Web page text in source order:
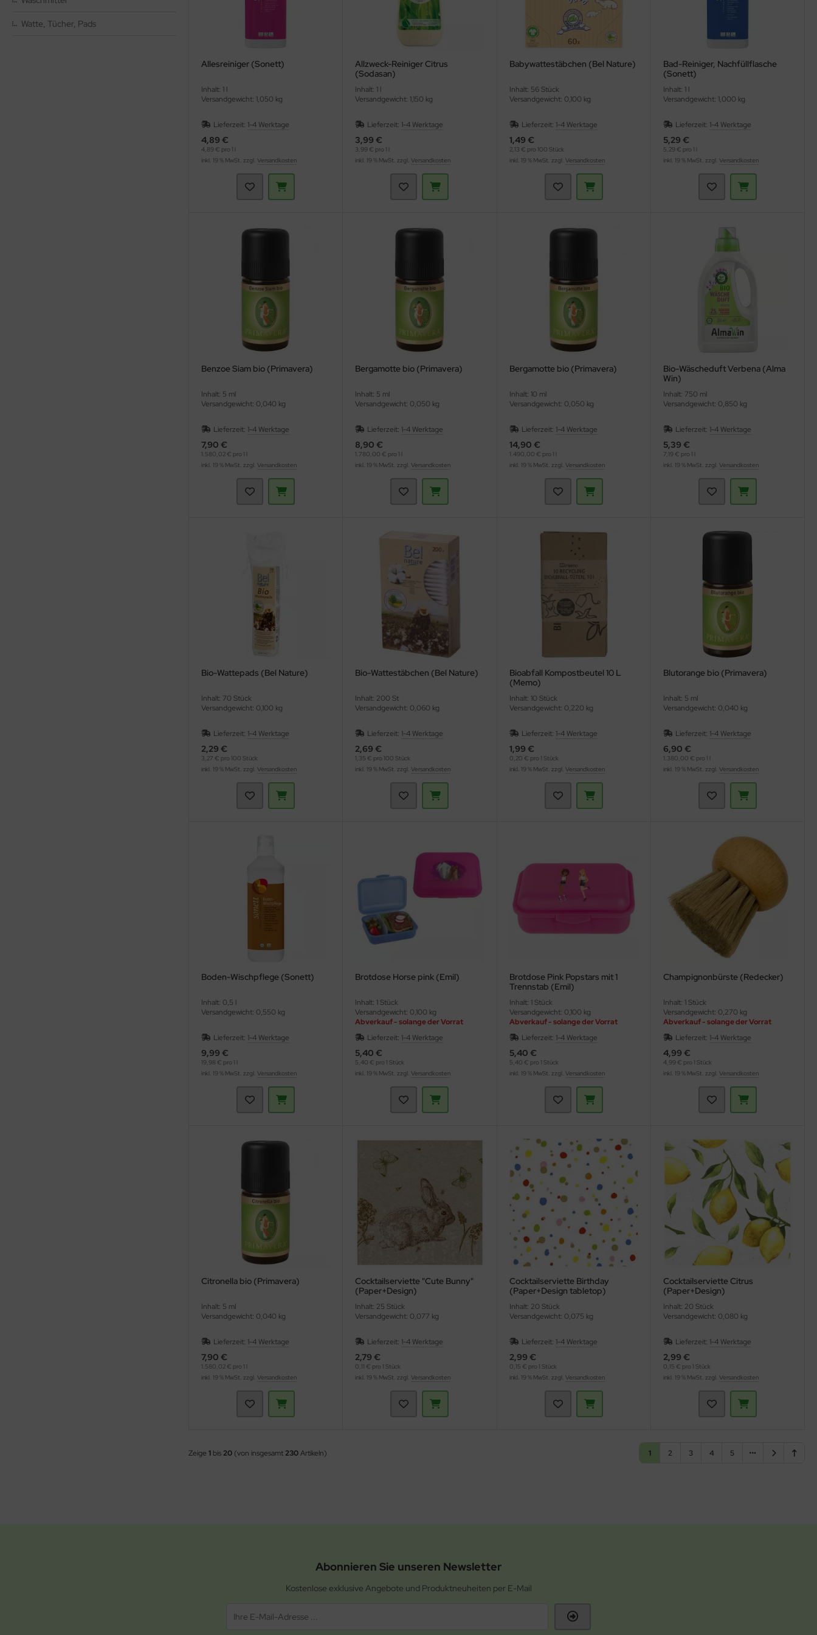
Watte, Tücher, Pads
Allesreiniger (Sonett)
Inhalt: 1 l
Versandgewicht: 1,050 kg
Lieferzeit: 1-4 Werktage
4,89 €
4,89 € pro 1 l
inkl. 19 % MwSt. zzgl. Versandkosten
Allzweck-Reiniger Citrus
(Sodasan)
Inhalt: 1 l
Versandgewicht: 1,150 kg
Lieferzeit:1-4 Werktage
3,99 €
3,99 € pro 1 l
inkl. 19 % MwSt. zzgl.Versandkosten
Babywattestäbchen (Bel Nature)
Inhalt: 56 Stück
Versandgewicht: 0,100 kg
Lieferzeit: 1-4 Werktage
1,49 €
2,13 € pro 100 Stück
inkl. 19 % MwSt. zzgl. Versandkosten
Bad-Reiniger, Nachfüllflasche
(Sonett)
Inhalt: 1 l
Versandgewicht: 1,000 kg
Lieferzeit: 1-4 Werktage
5,29 €
5,29 € pro 1 l
inkl. 19 % MwSt. zzgl. Versandkosten
Benzoe Siam bio (Primavera)
Inhalt: 5 ml
Versandgewicht: 0,040 kg
Lieferzeit: 1-4 Werktage
7,90 €
1.580,02 € pro 1 l
inkl. 19 % MwSt. zzgl. Versandkosten
Bergamotte bio (Primavera)
Inhalt: 5 ml
Versandgewicht: 0,050 kg
Lieferzeit:1-4 Werktage
8,90 €
1.780,00 € pro 1 l
inkl. 19 % MwSt. zzgl.Versandkosten
Bergamotte bio (Primavera)
Inhalt: 10 ml
Versandgewicht: 0,050 kg
Lieferzeit: 1-4 Werktage
14,90 €
1.490,00 € pro 1 l
inkl. 19 % MwSt. zzgl. Versandkosten
Bio-Wäscheduft Verbena (Alma
Win)
Inhalt: 750 ml
Versandgewicht: 0,850 kg
Lieferzeit: 1-4 Werktage
5,39 €
7,19 € pro 1 l
inkl. 19 % MwSt. zzgl. Versandkosten
Bio-Wattepads (Bel Nature)
Inhalt: 70 Stück
Versandgewicht: 0,100 kg
Lieferzeit: 1-4 Werktage
2,29 €
3,27 € pro 100 Stück
inkl. 19 % MwSt. zzgl. Versandkosten
Bio-Wattestäbchen (Bel Nature)
Inhalt: 200 St
Versandgewicht: 0,060 kg
Lieferzeit:1-4 Werktage
2,69 €
1,35 € pro 100 Stück
inkl. 19 % MwSt. zzgl.Versandkosten
Bioabfall Kompostbeutel 10 L
(Memo)
Inhalt: 10 Stück
Versandgewicht: 0,220 kg
Lieferzeit: 1-4 Werktage
1,99 €
0,20 € pro 1 Stück
inkl. 19 % MwSt. zzgl. Versandkosten
Blutorange bio (Primavera)
Inhalt: 5 ml
Versandgewicht: 0,040 kg
Lieferzeit: 1-4 Werktage
6,90 €
1.380,00 € pro 1 l
inkl. 19 % MwSt. zzgl. Versandkosten
Boden-Wischpflege (Sonett)
Inhalt: 0,5 l
Versandgewicht: 0,550 kg
Lieferzeit: 1-4 Werktage
9,99 €
19,98 € pro 1 l
inkl. 19 % MwSt. zzgl. Versandkosten
Brotdose Horse pink (Emil)
Inhalt: 1 Stück
Versandgewicht: 0,100 kg
Abverkauf - solange der Vorrat
reicht
Lieferzeit:1-4 Werktage
5,40 €
5,40 € pro 1 Stück
inkl. 19 % MwSt. zzgl.Versandkosten
Brotdose Pink Popstars mit 1
Trennstab (Emil)
Inhalt: 1 Stück
Versandgewicht: 0,100 kg
Abverkauf - solange der Vorrat
reicht
Lieferzeit: 1-4 Werktage
5,40 €
5,40 € pro 1 Stück
inkl. 19 % MwSt. zzgl. Versandkosten
Champignonbürste (Redecker)
Inhalt: 1 Stück
Versandgewicht: 0,270 kg
Abverkauf - solange der Vorrat
reicht
Lieferzeit: 1-4 Werktage
4,99 €
4,99 € pro 1 Stück
inkl. 19 % MwSt. zzgl. Versandkosten
Citronella bio (Primavera)
Inhalt: 5 ml
Versandgewicht: 0,040 kg
Lieferzeit: 1-4 Werktage
7,90 €
1.580,02 € pro 1 l
inkl. 19 % MwSt. zzgl. Versandkosten
Cocktailserviette "Cute Bunny"
(Paper+Design)
Inhalt: 25 Stück
Versandgewicht: 0,077 kg
Lieferzeit:1-4 Werktage
2,79 €
0,11 € pro 1 Stück
inkl. 19 % MwSt. zzgl.Versandkosten
Cocktailserviette Birthday
(Paper+Design tabletop)
Inhalt: 20 Stück
Versandgewicht: 0,075 kg
Lieferzeit: 1-4 Werktage
2,99 €
0,15 € pro 1 Stück
inkl. 19 % MwSt. zzgl. Versandkosten
Cocktailserviette Citrus
(Paper+Design)
Inhalt: 20 Stück
Versandgewicht: 0,080 kg
Lieferzeit: 1-4 Werktage
2,99 €
0,15 € pro 1 Stück
inkl. 19 % MwSt. zzgl. Versandkosten
Zeige 1 bis20 (von insgesamt230Artikeln) 1 2 3 4 5
Abonnieren Sie unseren Newsletter
Kostenlose exklusive Angebote und Produktneuheiten per E-Mail
und Sossen